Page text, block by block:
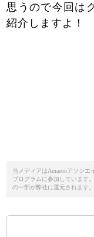
思うので今回は
紹介しますよ！
当メディアはAmazonアソシ
プログラムに参加しています
の一部が弊社に還元されます。